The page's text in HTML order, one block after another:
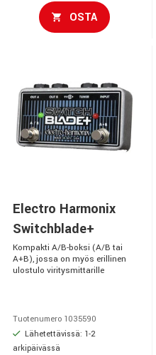
OSTA
Electro Harmonix
Switchblade+
Kompakti A/B-boksi (A/B tai
A+B), jossa on myös erillinen
ulostulo viritysmittarille
Tuotenumero 1035590
Lähetettävissä: 1-2
arkipäivässä